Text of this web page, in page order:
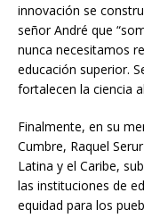
innovación se
señor André que
nunca necesitamos
educación superior.
fortalecen la ciencia
Finalmente, en su
Cumbre, Raquel
Latina y el Caribe,
las instituciones de
equidad para los